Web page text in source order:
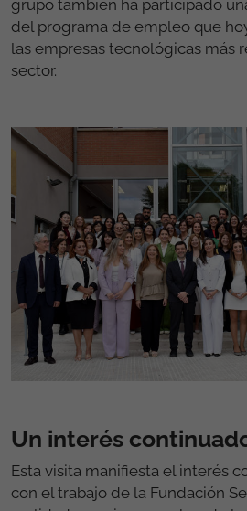
presentes entre los puntos de
trasladar a la Reina.
Entre las integrantes del grupo
cargos de dirección y técnicas
programas de educación, como
empleo, comoAccedery de
grupo también ha participado
del programa de empleo que
las empresas tecnológicas más
sector.